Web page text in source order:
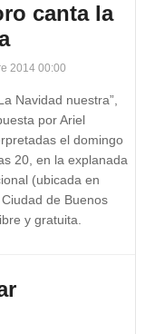
canta la
2014 00:00
Navidad nuestra”,
por Ariel
el domingo
20, en la explanada
(ubicada en
de Buenos
y gratuita.